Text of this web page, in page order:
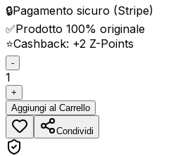
🔒Pagamento sicuro (Stripe)
✅Prodotto 100% originale
⭐Cashback: +2 Z-Points
-
1
+
Aggiungi al Carrello
Condividi